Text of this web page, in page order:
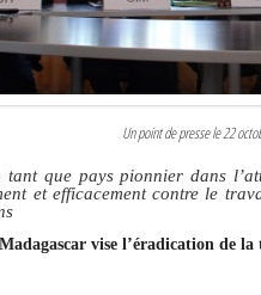
Un point de presse le 22
tant que pays pionnier dans
et efficacement contre le
vise l’éradication de